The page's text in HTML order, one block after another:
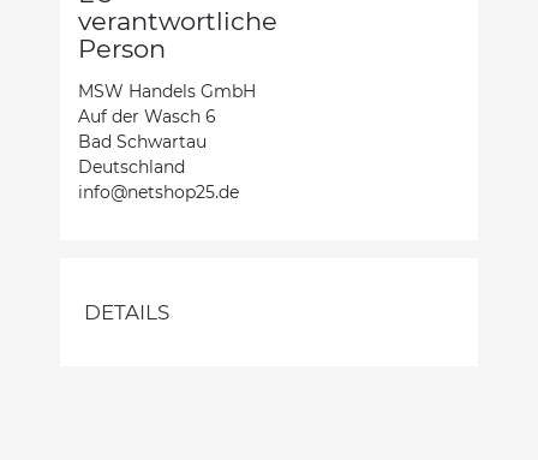
verantwortliche
Person
MSW Handels GmbH
Auf der Wasch 6
Bad Schwartau
Deutschland
info@netshop25.de
DETAILS